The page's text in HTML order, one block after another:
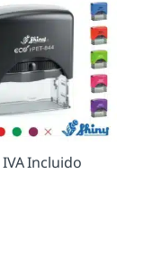
IVA Incluido